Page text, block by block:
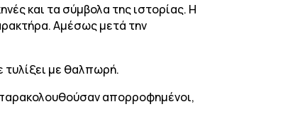
και τα σύμβολα της ιστορίας. Η
Αμέσως μετά την
τυλίξει με θαλπωρή.
παρακολουθούσαν απορροφημένοι,